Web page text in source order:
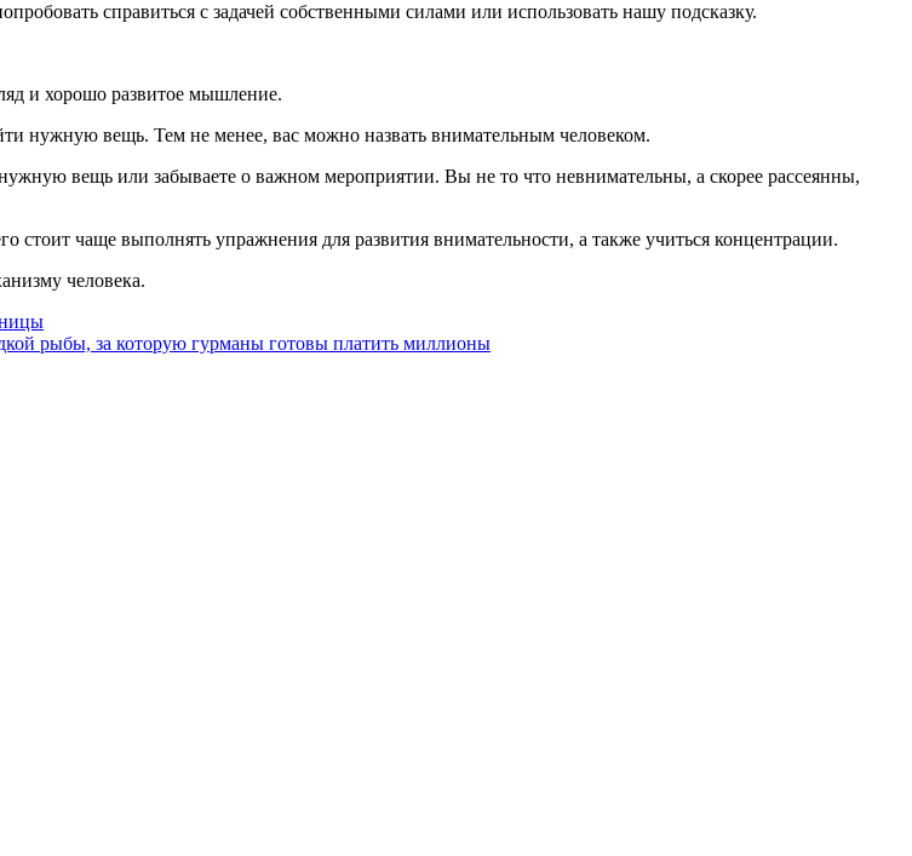
справиться с задачей собственными силами или использовать нашу подсказку.
и хорошо развитое мышление.
нужную вещь. Тем не менее, вас можно назвать внимательным человеком.
вещь или забываете о важном мероприятии. Вы не то что невнимательны, а скорее рассеянны,
стоит чаще выполнять упражнения для развития внимательности, а также учиться концентрации.
человека.
рыбы, за которую гурманы готовы платить миллионы